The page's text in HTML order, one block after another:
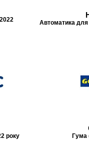
Автоматика для
року Гума